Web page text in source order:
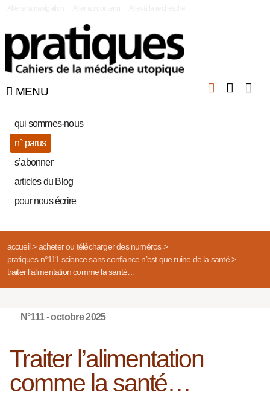
MENU
qui sommes-nous
n° parus
s’abonner
articles du Blog
pour nous écrire
accueil> acheter ou télécharger des numéros>
pratiques n°111 science sans confiance n’est que ruine de la santé>
traiter l’alimentation comme la santé…
N°111 - octobre 2025
Traiter l’alimentation
comme la santé…